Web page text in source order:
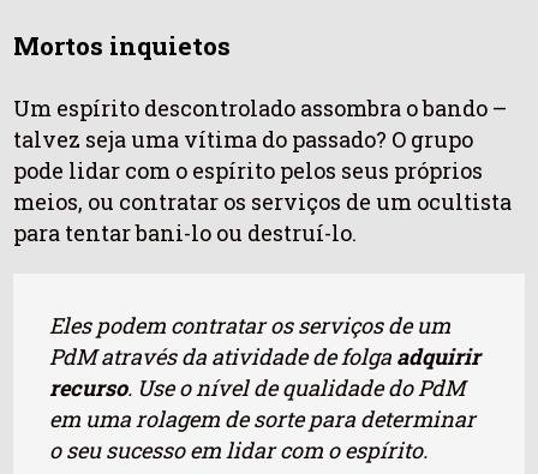
Mortos inquietos
Um espírito descontrolado assombra o bando –
talvez seja uma vítima do passado? O grupo
pode lidar com o espírito pelos seus próprios
meios, ou contratar os serviços de um ocultista
para tentar bani-lo ou destruí-lo.
Eles podem contratar os serviços de um
PdM através da atividade de folga adquirir
recurso. Use o nível de qualidade do PdM
em uma rolagem de sorte para determinar
o seu sucesso em lidar com o espírito.